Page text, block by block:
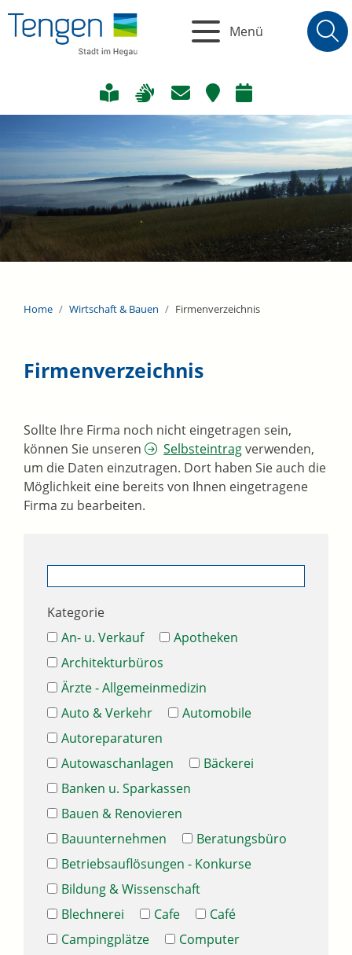
Menü
Home Wirtschaft & Bauen Firmenverzeichnis
Firmenverzeichnis
Sollte Ihre Firma noch nicht eingetragen sein,
können Sie unseren
Selbsteintragverwenden,
um die Daten einzutragen. Dort haben Sie auch die
Möglichkeit eine bereits von Ihnen eingetragene
Firma zu bearbeiten.
Kategorie
An- u. Verkauf
Apotheken
Architekturbüros
Ärzte - Allgemeinmedizin
Auto & Verkehr
Automobile
Autoreparaturen
Autowaschanlagen
Bäckerei
Banken u. Sparkassen
Bauen & Renovieren
Bauunternehmen
Beratungsbüro
Betriebsauflösungen - Konkurse
Bildung & Wissenschaft
Blechnerei
Cafe
Café
Campingplätze
Computer